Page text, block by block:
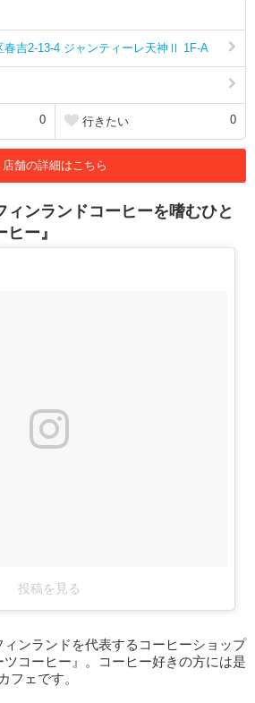
春吉2-13-4 ジャンティーレ天神Ⅱ 1F-A
0 行きたい 0
店舗の詳細はこちら
ィンランドコーヒーを嗜むひと
ー』
投稿を見る
ンランドを代表するコーヒーショップ
コーヒー』。コーヒー好きの方には是
フェです。